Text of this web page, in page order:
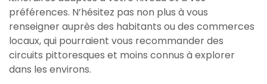
préférences. N’hésitez pas non plus à vous
renseigner auprès des habitants ou des commerces
locaux, qui pourraient vous recommander des
circuits pittoresques et moins connus à explorer
dans les environs.